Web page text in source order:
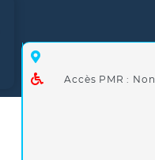
Accès PMR : Non